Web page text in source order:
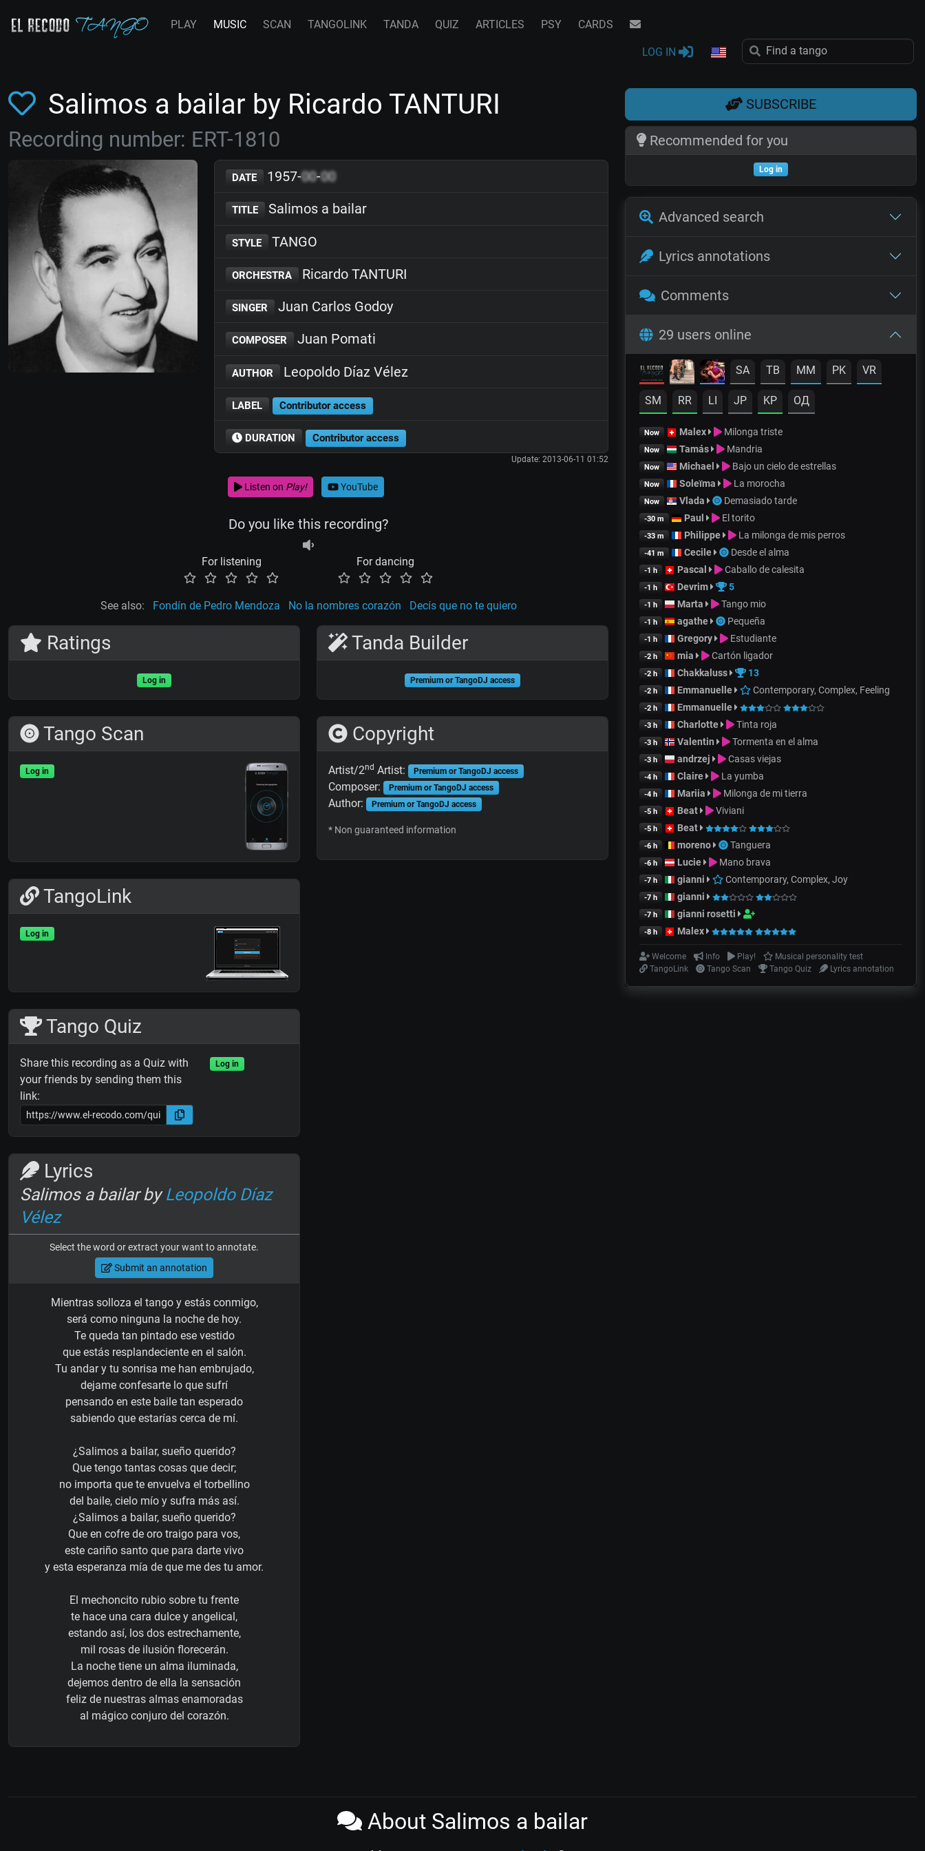
PLAY MUSIC SCAN TANGOLINK TANDA QUIZ ARTICLES PSY CARDS
LOG IN
Salimos a bailar by Ricardo TANTURI
Recording number: ERT-1810
DATE 1957-00-00
TITLE Salimos a bailar
STYLE TANGO
ORCHESTRA Ricardo TANTURI
SINGER Juan Carlos Godoy
COMPOSER Juan Pomati
AUTHOR Leopoldo Díaz Vélez
LABEL Contributor access
DURATION Contributor access
Update: 2013-06-11 01:52
Listen on Play! YouTube
Do you like this recording?
For listening For dancing
See also: Fondín de Pedro Mendoza No la nombres corazón Decís que no te quiero
Ratings
Log in
Tango Scan
Log in
TangoLink
Log in
Tango Quiz
Share this recording as a Quiz with
your friends by sending them this
link:
Log in
Lyrics
Salimos a bailar byLeopoldo Díaz
Vélez
Select the word or extract your want to annotate.
Submit an annotation
Mientras solloza el tango y estás conmigo,
será como ninguna la noche de hoy.
Te queda tan pintado ese vestido
que estás resplandeciente en el salón.
Tu andar y tu sonrisa me han embrujado,
dejame confesarte lo que sufrí
pensando en este baile tan esperado
sabiendo que estarías cerca de mí.
¿Salimos a bailar, sueño querido?
Que tengo tantas cosas que decir;
no importa que te envuelva el torbellino
del baile, cielo mío y sufra más así.
¿Salimos a bailar, sueño querido?
Que en cofre de oro traigo para vos,
este cariño santo que para darte vivo
y esta esperanza mía de que me des tu amor.
El mechoncito rubio sobre tu frente
te hace una cara dulce y angelical,
estando así, los dos estrechamente,
mil rosas de ilusión florecerán.
La noche tiene un alma iluminada,
dejemos dentro de ella la sensación
feliz de nuestras almas enamoradas
al mágico conjuro del corazón.
Tanda Builder
Premium or TangoDJ access
Copyright
Artist/2nd Artist: Premium or TangoDJ access
Composer: Premium or TangoDJ access
Author: Premium or TangoDJ access
* Non guaranteed information
SUBSCRIBE
Recommended for you
Log in
Advanced search
Lyrics annotations
Comments
29 users online
SA TB MM PK VR
SM RR LI JP KP OД
Now Malex Milonga triste
Now Tamás Mandria
Now Michael Bajo un cielo de estrellas
Now Soleïma La morocha
Now Vlada Demasiado tarde
-30 m Paul El torito
-33 m Philippe La milonga de mis perros
-41 m Cecile Desde el alma
-1 h Pascal Caballo de calesita
-1 h Devrim 5
-1 h Marta Tango mio
-1 h agathe Pequeña
-1 h Gregory Estudiante
-2 h mia Cartón ligador
-2 h Chakkaluss 13
-2 h Emmanuelle Contemporary, Complex, Feeling
-2 h Emmanuelle
-3 h Charlotte Tinta roja
-3 h Valentin Tormenta en el alma
-3 h andrzej Casas viejas
-4 h Claire La yumba
-4 h Mariia Milonga de mi tierra
-5 h Beat Viviani
-5 h Beat
-6 h moreno Tanguera
-6 h Lucie Mano brava
-7 h gianni Contemporary, Complex, Joy
-7 h gianni
-7 h gianni rosetti
-8 h Malex
Welcome Info Play!
Musical personality test
TangoLink
Tango Scan Tango Quiz Lyrics annotation
About Salimos a bailar